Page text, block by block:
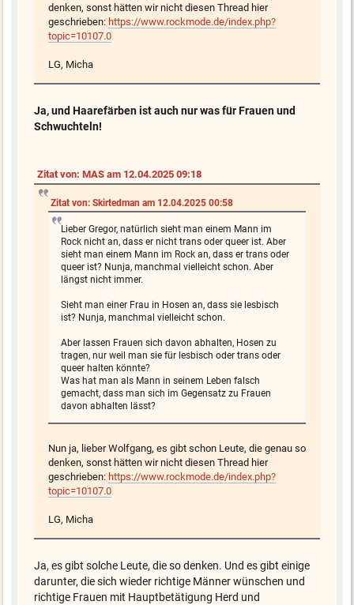
denken, sonst hätten wir nicht diesen Thread hier
geschrieben: https://www.rockmode.de/index.php?
topic=10107.0
LG, Micha
Ja, und Haarefärben ist auch nur was für Frauen und
Schwuchteln!
Zitat von: MAS am 12.04.2025 09:18
Zitat von: Skirtedman am 12.04.2025 00:58
Lieber Gregor, natürlich sieht man einem Mann im
Rock nicht an, dass er nicht trans oder queer ist. Aber
sieht man einem Mann im Rock an, dass er trans oder
queer ist? Nunja, manchmal vielleicht schon. Aber
längst nicht immer.
Sieht man einer Frau in Hosen an, dass sie lesbisch
ist? Nunja, manchmal vielleicht schon.
Aber lassen Frauen sich davon abhalten, Hosen zu
tragen, nur weil man sie für lesbisch oder trans oder
queer halten könnte?
Was hat man als Mann in seinem Leben falsch
gemacht, dass man sich im Gegensatz zu Frauen
davon abhalten lässt?
Nun ja, lieber Wolfgang, es gibt schon Leute, die genau so
denken, sonst hätten wir nicht diesen Thread hier
geschrieben: https://www.rockmode.de/index.php?
topic=10107.0
LG, Micha
Ja, es gibt solche Leute, die so denken. Und es gibt einige
darunter, die sich wieder richtige Männer wünschen und
richtige Frauen mit Hauptbetätigung Herd und